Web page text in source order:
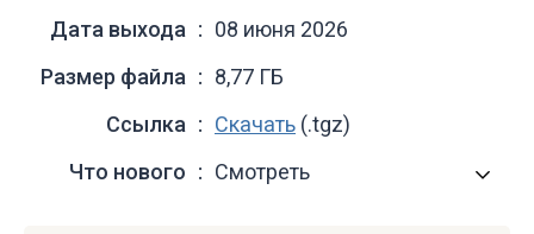
Дата выхода
08 июня 2026
Размер файла
8,77 ГБ
Ссылка
Скачать (.tgz)
Что нового
Смотреть